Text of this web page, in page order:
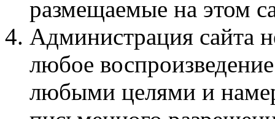
размещаемые на этом
Администрация сайта
любое
любыми целями и